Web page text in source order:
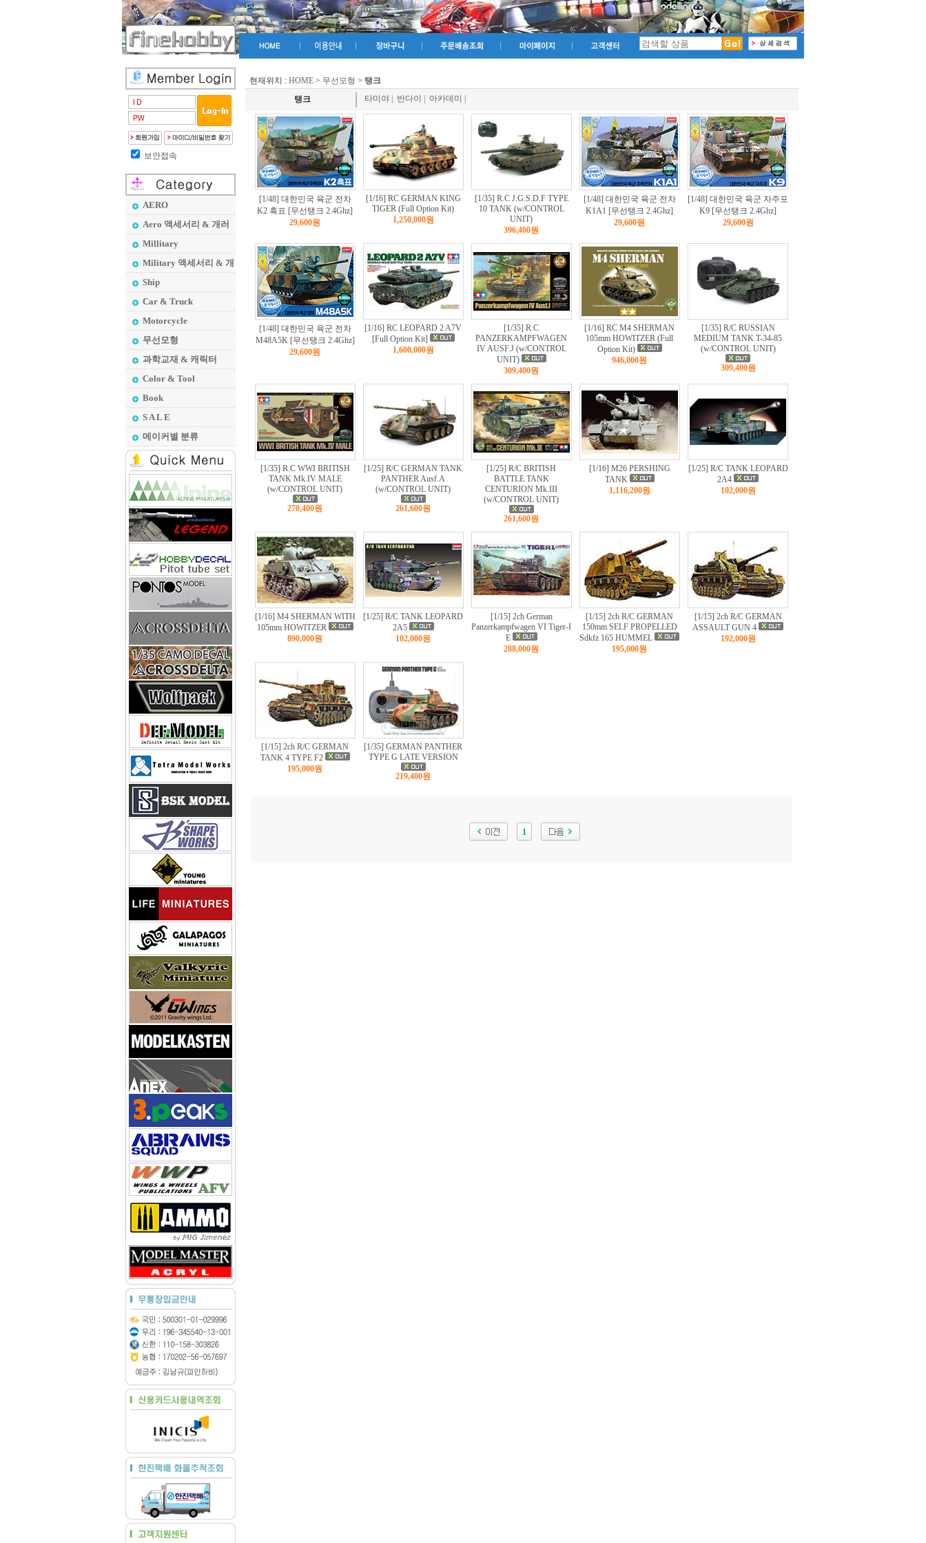
보안접속
AERO
Aero 액세서리 & 개러
지 메이커
Millitary
Military 액세서리 & 개
러지 메이커
Ship
Car & Truck
Motorcycle
무선모형
과학교재 & 캐릭터
Color & Tool
Book
S A L E
메이커별 분류
현재위치 : HOME> 무선모형 > 탱크
탱크
타미야 반다이 아카데미
[1/48] 대한민국 육군 전차
K2 흑표 [무선탱크 2.4Ghz]
29,600원
[1/16] RC GERMAN KING
TIGER (Full Option Kit)
1,250,000원
[1/35] R.C J.G.S.D.F TYPE
10 TANK (w/CONTROL
UNIT)
396,400원
[1/48] 대한민국 육군 전차
K1A1 [무선탱크 2.4Ghz]
29,600원
[1/48] 대한민국 육군 자주포
K9 [무선탱크 2.4Ghz]
29,600원
[1/48] 대한민국 육군 전차
M48A5K [무선탱크 2.4Ghz]
29,600원
[1/16] RC LEOPARD 2 A7V
[Full Option Kit]
1,600,000원
[1/35] R.C
PANZERKAMPFWAGEN
IV AUSF.J (w/CONTROL
UNIT)
309,400원
[1/16] RC M4 SHERMAN
105mm HOWITZER (Full
Option Kit)
946,000원
[1/35] R/C RUSSIAN
MEDIUM TANK T-34-85
(w/CONTROL UNIT)
309,400원
[1/35] R.C WWI BRITISH
TANK Mk.IV MALE
(w/CONTROL UNIT)
270,400원
[1/25] R/C GERMAN TANK
PANTHER Ausf.A
(w/CONTROL UNIT)
261,600원
[1/25] R/C BRITISH
BATTLE TANK
CENTURION Mk.III
(w/CONTROL UNIT)
261,600원
[1/16] M26 PERSHING
TANK
1,116,200원
[1/25] R/C TANK LEOPARD
2A4
102,000원
[1/16] M4 SHERMAN WITH
105mm HOWITZER
890,000원
[1/25] R/C TANK LEOPARD
2A5
102,000원
[1/15] 2ch German
Panzerkampfwagen VI Tiger-I
E
288,000원
[1/15] 2ch R/C GERMAN
150mm SELF PROPELLED
Sdkfz 165 HUMMEL
195,000원
[1/15] 2ch R/C GERMAN
ASSAULT GUN 4
192,000원
[1/15] 2ch R/C GERMAN
TANK 4 TYPE F2
195,000원
[1/35] GERMAN PANTHER
TYPE G LATE VERSION
219,400원
1